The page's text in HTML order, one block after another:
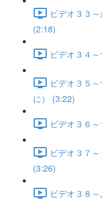
ビデオ３３
(2:18)
ビデオ３４
ビデオ３５
に） (3:22)
ビデオ３６
ビデオ３７
(3:26)
ビデオ３８